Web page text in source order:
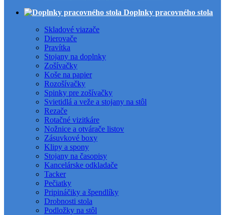
Doplnky pracovného stola
Skladové viazače
Dierovače
Pravítka
Stojany na doplnky
Zošívačky
Koše na papier
Rozošívačky
Spinky pre zošívačky
Svietidlá a veže a stojany na stôl
Rezače
Rotačné vizitkáre
Nožnice a otvárače listov
Zásuvkové boxy
Klipy a spony
Stojany na časopisy
Kancelárske odkladače
Tacker
Pečiatky
Pripináčiky a špendlíky
Drobnosti stola
Podložky na stôl